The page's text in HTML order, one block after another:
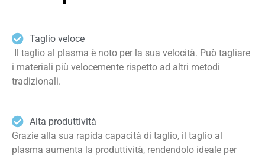
Taglio veloce
Il taglio al plasma è noto per la sua velocità. Può tagliare
i materiali più velocemente rispetto ad altri metodi
tradizionali.
Alta produttività
Grazie alla sua rapida capacità di taglio, il taglio al
plasma aumenta la produttività, rendendolo ideale per